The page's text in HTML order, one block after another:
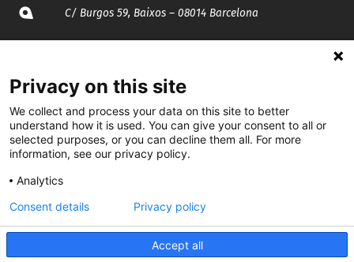
C/ Burgos 59, Baixos – 08014 Barcelona
935 120 481
@CGTCatalunya
CGTCatalunya
cgtcatalunya
Privacy on this site
We collect and process your data on this site to better
understand how it is used. You can give your consent to all or
selected purposes, or you can decline them all. For more
information, see our privacy policy.
Analytics
Accept all
Consent details Privacy policy